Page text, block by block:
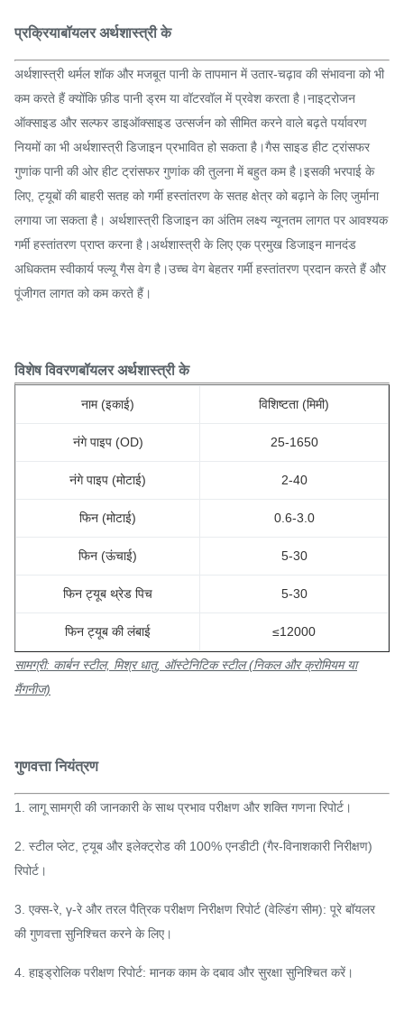
प्रक्रियाबॉयलर अर्थशास्त्री के
अर्थशास्त्री थर्मल शॉक और मजबूत पानी के तापमान में उतार-चढ़ाव की संभावना को भी
कम करते हैं क्योंकि फ़ीड पानी ड्रम या वॉटरवॉल में प्रवेश करता है।नाइट्रोजन
ऑक्साइड और सल्फर डाइऑक्साइड उत्सर्जन को सीमित करने वाले बढ़ते पर्यावरण
नियमों का भी अर्थशास्त्री डिजाइन प्रभावित हो सकता है।गैस साइड हीट ट्रांसफर
गुणांक पानी की ओर हीट ट्रांसफर गुणांक की तुलना में बहुत कम है।इसकी भरपाई के
लिए, ट्यूबों की बाहरी सतह को गर्मी हस्तांतरण के सतह क्षेत्र को बढ़ाने के लिए जुर्माना
लगाया जा सकता है। अर्थशास्त्री डिजाइन का अंतिम लक्ष्य न्यूनतम लागत पर आवश्यक
गर्मी हस्तांतरण प्राप्त करना है।अर्थशास्त्री के लिए एक प्रमुख डिजाइन मानदंड
अधिकतम स्वीकार्य फ्ल्यू गैस वेग है।उच्च वेग बेहतर गर्मी हस्तांतरण प्रदान करते हैं और
पूंजीगत लागत को कम करते हैं।
विशेष विवरणबॉयलर अर्थशास्त्री के
नाम (इकाई) विशिष्टता (मिमी)
नंगे पाइप (OD) 25-1650
नंगे पाइप (मोटाई) 2-40
फिन (मोटाई) 0.6-3.0
फिन (ऊंचाई) 5-30
फिन ट्यूब थ्रेड पिच 5-30
फिन ट्यूब की लंबाई ≤12000
सामग्री: कार्बन स्टील, मिश्र धातु, ऑस्टेनिटिक स्टील (निकल और क्रोमियम या
मैंगनीज)
गुणवत्ता नियंत्रण
1. लागू सामग्री की जानकारी के साथ प्रभाव परीक्षण और शक्ति गणना रिपोर्ट।
2. स्टील प्लेट, ट्यूब और इलेक्ट्रोड की 100% एनडीटी (गैर-विनाशकारी निरीक्षण)
रिपोर्ट।
3. एक्स-रे, γ-रे और तरल पैत्रिक परीक्षण निरीक्षण रिपोर्ट (वेल्डिंग सीम): पूरे बॉयलर
की गुणवत्ता सुनिश्चित करने के लिए।
4. हाइड्रोलिक परीक्षण रिपोर्ट: मानक काम के दबाव और सुरक्षा सुनिश्चित करें।